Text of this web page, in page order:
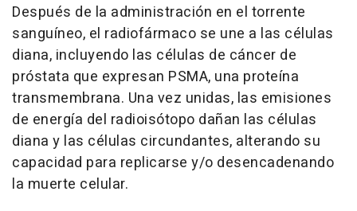
Después de la administración en el torrente
sanguíneo, el radiofármaco se une a las células
diana, incluyendo las células de cáncer de
próstata que expresan PSMA, una proteína
transmembrana. Una vez unidas, las emisiones
de energía del radioisótopo dañan las células
diana y las células circundantes, alterando su
capacidad para replicarse y/o desencadenando
la muerte celular.